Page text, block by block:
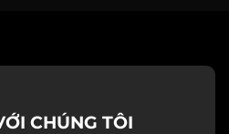
CHÚNG TÔI